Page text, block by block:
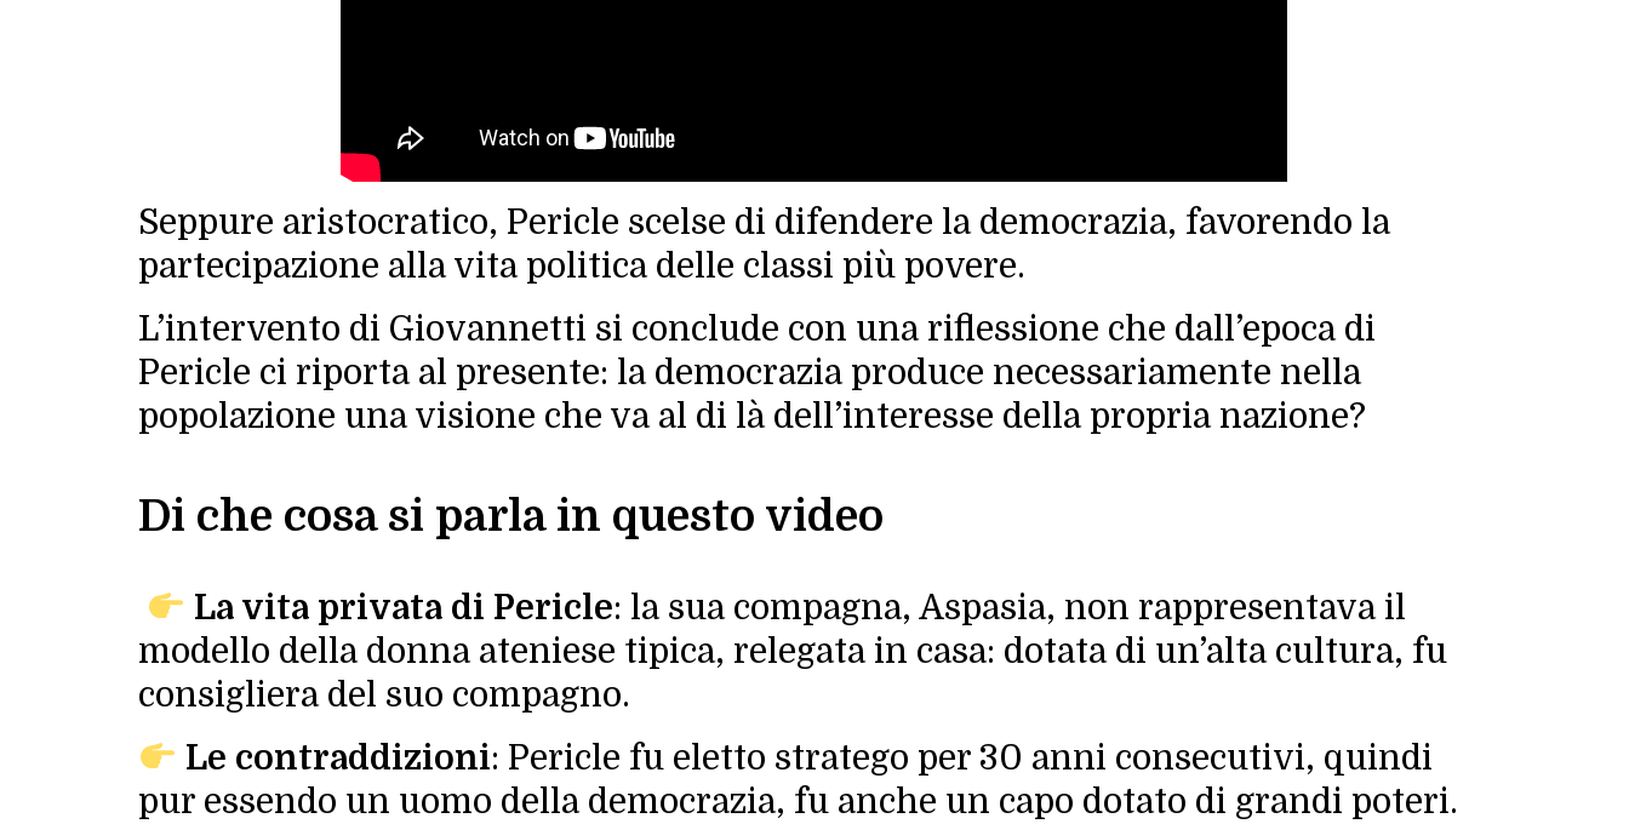
Seppure aristocratico, Pericle scelse di difendere la democrazia, favorendo la
partecipazione alla vita politica delle classi più povere.
L’intervento di Giovannetti si conclude con una riflessione che dall’epoca di
Pericle ci riporta al presente: la democrazia produce necessariamente nella
popolazione una visione che va al di là dell’interesse della propria nazione?
Di che cosa si parla in questo video
La vita privata di Pericle: la sua compagna, Aspasia, non rappresentava il
modello della donna ateniese tipica, relegata in casa: dotata di un’alta cultura, fu
consigliera del suo compagno.
Le contraddizioni: Pericle fu eletto stratego per 30 anni consecutivi, quindi
pur essendo un uomo della democrazia, fu anche un capo dotato di grandi poteri.